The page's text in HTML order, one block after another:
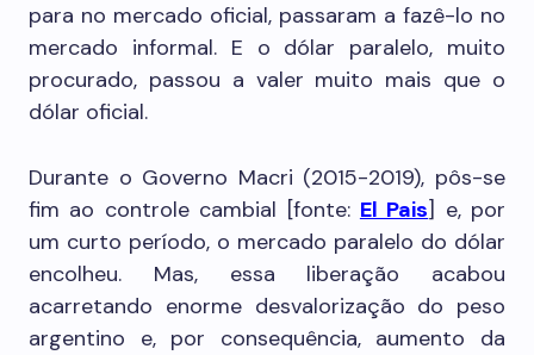
para no mercado oficial, passaram a fazê-lo no
mercado informal. E o dólar paralelo, muito
procurado, passou a valer muito mais que o
dólar oficial.
Durante o Governo Macri (2015-2019), pôs-se
fim ao controle cambial [fonte: El Pais] e, por
um curto período, o mercado paralelo do dólar
encolheu. Mas, essa liberação acabou
acarretando enorme desvalorização do peso
argentino e, por consequência, aumento da